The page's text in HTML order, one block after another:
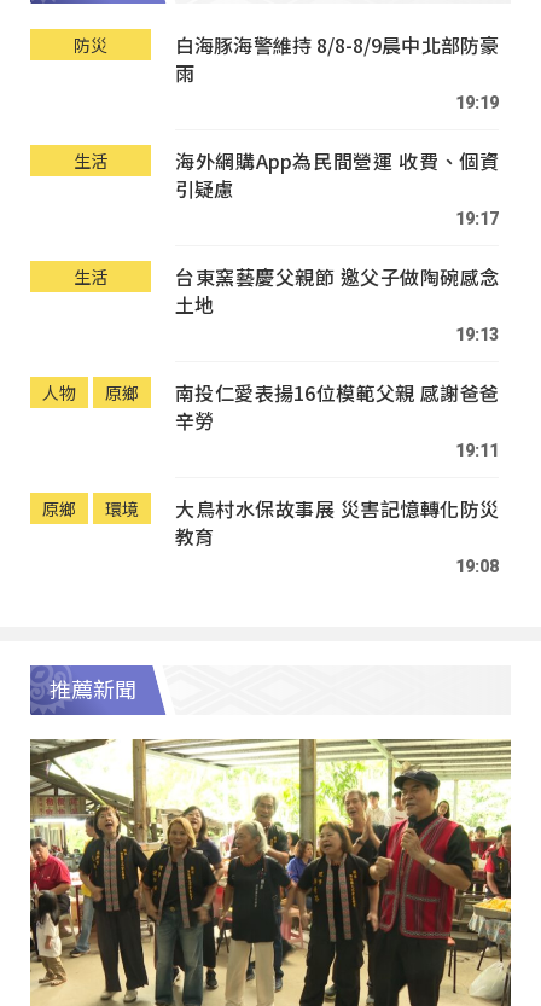
防災
白海豚海警維持 8/8-8/9晨中北部防豪
雨
19:19
生活
海外網購App為民間營運 收費、個資
引疑慮
19:17
生活
台東窯藝慶父親節 邀父子做陶碗感念
土地
19:13
人物 原鄉
南投仁愛表揚16位模範父親 感謝爸爸
辛勞
19:11
原鄉 環境
大鳥村水保故事展 災害記憶轉化防災
教育
19:08
推薦新聞